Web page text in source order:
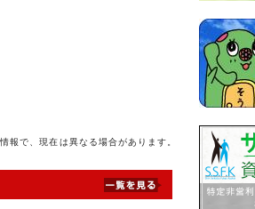
報で、現在は異なる場合があります。